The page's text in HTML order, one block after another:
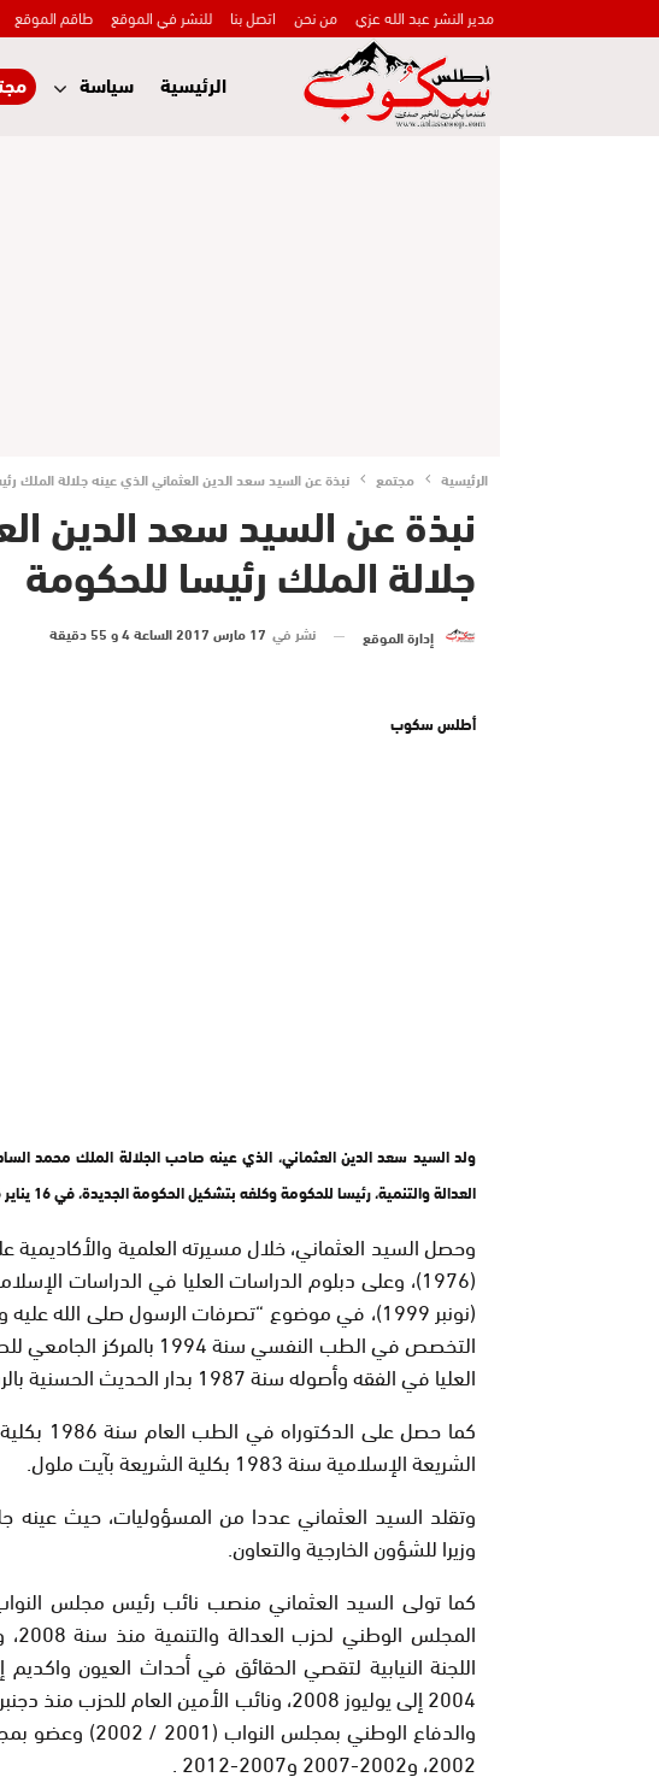
مدير النشر عبد الله عزي من نحن اتصل بنا للنشر في الموقع طاقم الموقع
الرئيسية سياسة
الرئيسية مجتمع نبذة عن السيد سعد الدين العثماني الذي عينه جلالة الملك
نبذة عن السيد سعد الدين
جلالة الملك رئيسا للحكومة
إدارة الموقع نشر في 17 مارس 2017 الساعة 4 و 55 دقيقة
أطلس سكوب
ولد السيد سعد الدين العثماني، الذي عينه صاحب الجلالة الملك محمد
العدالة والتنمية، رئيسا للحكومة وكلفه بتشكيل الحكومة الجديدة، في 16 يناير 1956 بإنزكان.
وحصل السيد العثماني، خلال مسيرته العلمية والأكاديمية على
(1976)، وعلى دبلوم الدراسات العليا في الدراسات
(نونبر 1999)، في موضوع “تصرفات الرسول صلى الله
التخصص في الطب النفسي سنة
العليا في الفقه وأصوله سنة 1987 بدار الحديث الحسنية بالرباط.
كما حصل
الشريعة الإسلامية سنة 1983 بكلية الشريعة بآيت ملول.
وزيرا للشؤون الخارجية والتعاون.
اللجنة النيابية لتقصي الحقائق في أحداث العيون واكديم
2002، و2002-2007 و2007-2012 .